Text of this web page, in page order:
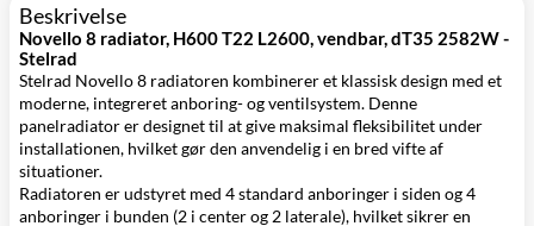
Beskrivelse
Novello 8 radiator, H600 T22 L2600, vendbar, dT35 2582W -
Stelrad
Stelrad Novello 8 radiatoren kombinerer et klassisk design med et
moderne, integreret anboring- og ventilsystem. Denne
panelradiator er designet til at give maksimal fleksibilitet under
installationen, hvilket gør den anvendelig i en bred vifte af
situationer.
Radiatoren er udstyret med 4 standard anboringer i siden og 4
anboringer i bunden (2 i center og 2 laterale), hvilket sikrer en